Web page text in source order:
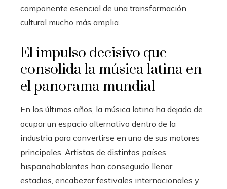
componente esencial de una transformación
cultural mucho más amplia.
El impulso decisivo que
consolida la música latina en
el panorama mundial
En los últimos años, la música latina ha dejado de
ocupar un espacio alternativo dentro de la
industria para convertirse en uno de sus motores
principales. Artistas de distintos países
hispanohablantes han conseguido llenar
estadios, encabezar festivales internacionales y